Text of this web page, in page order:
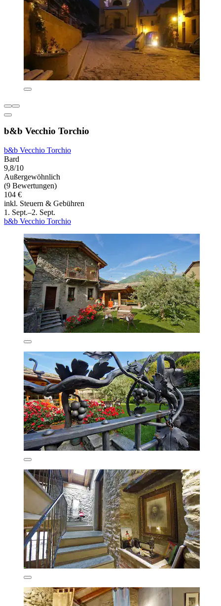
b&b Vecchio Torchio
b&b Vecchio Torchio
Bard
9,8/10
Außergewöhnlich
(9 Bewertungen)
104 €
inkl. Steuern & Gebühren
1. Sept.–2. Sept.
b&b Vecchio Torchio